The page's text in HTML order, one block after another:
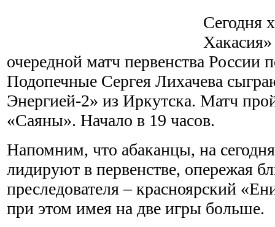
Сегодня
очередной матч первенства России
Подопечные Сергея Лихачева
Энергией-2» из Иркутска. Матч
«Саяны». Начало в 19 часов.
Напомним, что абаканцы, на
лидируют в первенстве, опережая
преследователя – красноярский
при этом имея на две игры больше.